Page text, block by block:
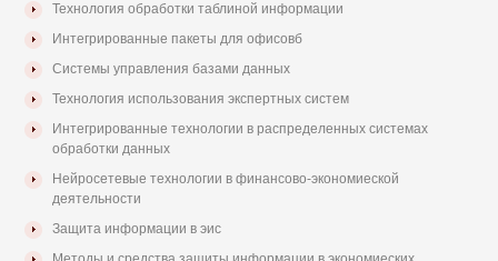
Технология обработки таблиной информации
Интегрированные пакеты для офисовб
Системы управления базами данных
Технология использования экспертных систем
Интегрированные технологии в распределенных системах
обработки данных
Нейросетевые технологии в финансово-экономиеской
деятельности
Защита информации в эис